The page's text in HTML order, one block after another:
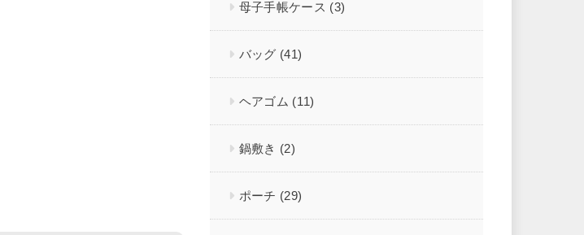
母子手帳ケース (3)
バッグ (41)
ヘアゴム (11)
鍋敷き (2)
ポーチ (29)